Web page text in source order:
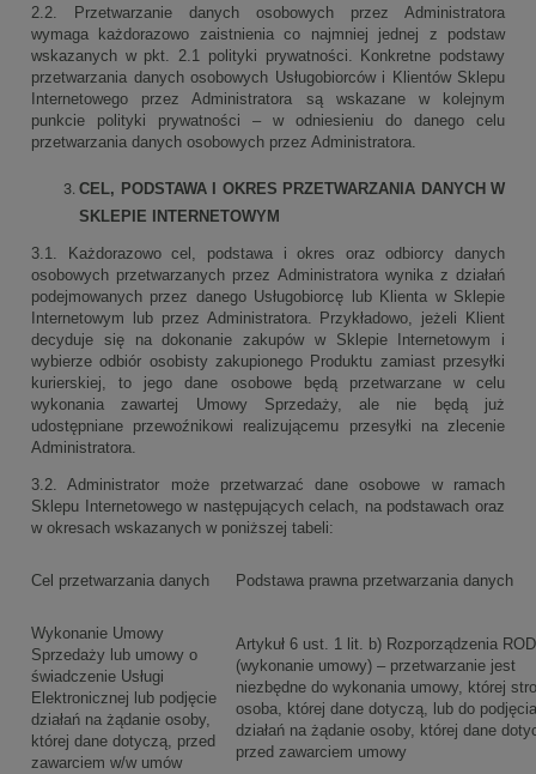
2.2. Przetwarzanie danych osobowych przez Administratora
wymaga każdorazowo zaistnienia co najmniej jednej z podstaw
wskazanych w pkt. 2.1 polityki prywatności. Konkretne podstawy
przetwarzania danych osobowych Usługobiorców i Klientów Sklepu
Internetowego przez Administratora są wskazane w kolejnym
punkcie polityki prywatności – w odniesieniu do danego celu
przetwarzania danych osobowych przez Administratora.
CEL, PODSTAWA I OKRES PRZETWARZANIA DANYCH W
SKLEPIE INTERNETOWYM
3.1. Każdorazowo cel, podstawa i okres oraz odbiorcy danych
osobowych przetwarzanych przez Administratora wynika z działań
podejmowanych przez danego Usługobiorcę lub Klienta w Sklepie
Internetowym lub przez Administratora. Przykładowo, jeżeli Klient
decyduje się na dokonanie zakupów w Sklepie Internetowym i
wybierze odbiór osobisty zakupionego Produktu zamiast przesyłki
kurierskiej, to jego dane osobowe będą przetwarzane w celu
wykonania zawartej Umowy Sprzedaży, ale nie będą już
udostępniane przewoźnikowi realizującemu przesyłki na zlecenie
Administratora.
3.2. Administrator może przetwarzać dane osobowe w ramach
Sklepu Internetowego w następujących celach, na podstawach oraz
w okresach wskazanych w poniższej tabeli:
Cel przetwarzania danych Podstawa prawna przetwarzania danych
Wykonanie Umowy
Sprzedaży lub umowy o
świadczenie Usługi
Elektronicznej lub podjęcie
działań na żądanie osoby,
której dane dotyczą, przed
zawarciem w/w umów
Artykuł 6 ust. 1 lit. b) Rozporządzenia
(wykonanie umowy) – przetwarzanie jest
niezbędne do wykonania umowy, której
osoba, której dane dotyczą, lub do podjęcia
działań na żądanie osoby, której dane
przed zawarciem umowy